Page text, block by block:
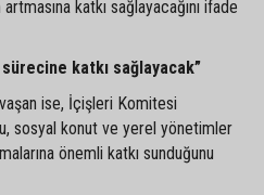
katkı sağlayacağını ifade
katkı sağlayacak”
ise, İçişleri Komitesi
sosyal konut ve yerel yönetimler
önemli katkı sunduğunu